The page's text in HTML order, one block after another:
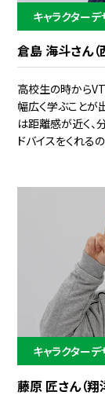
キャラクター
倉島 海斗さん
高校生の時から
幅広く学ぶことが
は距離感が近く、
ドバイスをくれる
キャラクター
藤原 匠さん（